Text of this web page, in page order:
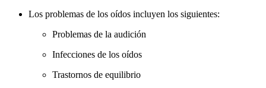
Los problemas de los oídos incluyen los siguientes:
Problemas de la audición
Infecciones de los oídos
Trastornos de equilibrio